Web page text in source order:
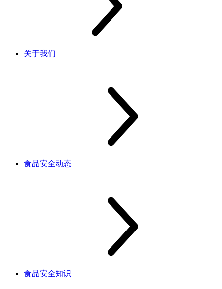
关于我们
食品安全动态
食品安全知识